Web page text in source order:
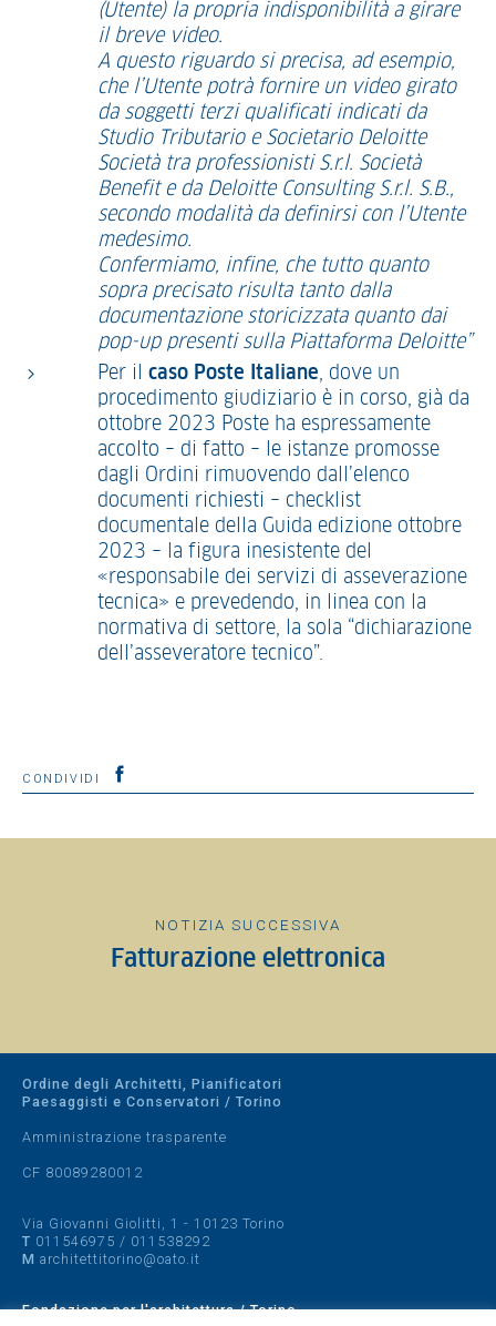
(Utente) la propria indisponibilità a girare
il breve video.
A questo riguardo si precisa, ad esempio,
che l’Utente potrà fornire un video girato
da soggetti terzi qualificati indicati da
Studio Tributario e Societario Deloitte
Società tra professionisti S.r.l. Società
Benefit e da Deloitte Consulting S.r.l. S.B.,
secondo modalità da definirsi con l’Utente
medesimo.
Confermiamo, infine, che tutto quanto
sopra precisato risulta tanto dalla
documentazione storicizzata quanto dai
pop-up presenti sulla Piattaforma Deloitte”
Per il caso Poste Italiane, dove un
procedimento giudiziario è in corso, già da
ottobre 2023 Poste ha espressamente
accolto – di fatto – le istanze promosse
dagli Ordini rimuovendo dall’elenco
documenti richiesti – checklist
documentale della Guida edizione ottobre
2023 – la figura inesistente del
«responsabile dei servizi di asseverazione
tecnica» e prevedendo, in linea con la
normativa di settore, la sola “dichiarazione
dell’asseveratore tecnico”.
CONDIVIDI
NOTIZIA SUCCESSIVA
Fatturazione elettronica
Ordine degli Architetti, Pianificatori
Paesaggisti e Conservatori / Torino
Amministrazione trasparente
CF 80089280012
Via Giovanni Giolitti, 1 - 10123 Torino
T 011546975 / 011538292
M architettitorino@oato.it
Fondazione per l'architettura / Torino